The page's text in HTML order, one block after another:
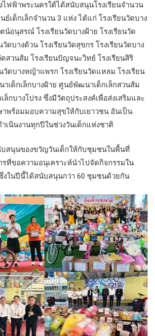
ไฟฟ้าพระนครใต้ได้สนับสนุนโรงเรียนจำนวน
ย์เด็กเล็กจำนวน 3 แห่ง ได้แก่ โรงเรียนวัดบาง
น์อนุสรณ์ โรงเรียนวัดบางฝ้าย โรงเรียนวัด
วัดบางด้วน โรงเรียนวัดสุขกร โรงเรียนวัดบาง
ดสวนส้ม โรงเรียนปัญจนะวิทย์ โรงเรียนสิริ
วัดบางหญ้าแพรก โรงเรียนวัดแหลม โรงเรียน
เด็กเล็กบางฝ้าย ศูนย์พัฒนาเด็กเล็กสวนส้ม
กบางโปรง ซึ่งมีวัตถุประสงค์เพื่อส่งเสริมและ
พร้อมมอบความสุขให้กับเยาวชน อันเป็น
เนินงานทุกปีในช่วงวันเด็กแห่งชาติ
สนุนของขวัญวันเด็กให้กับชุมชนในพื้นที่
รที่ขอความอนุเคราะห์นำไปจัดกิจกรรมใน
ในปีนี้ได้สนับสนุนกว่า 60 ชุมชนด้วยกัน